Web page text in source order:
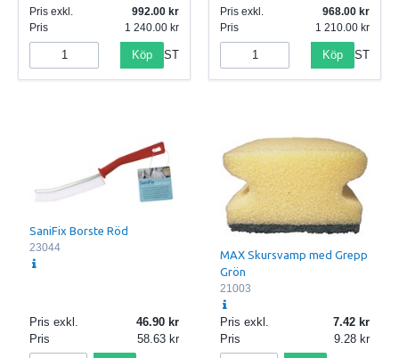
Pris exkl.
992.00
Pris
1 240.00
Köp ST
Pris exkl.
968.00
Pris
1 210.00
Köp ST
SaniFix Borste Röd
23044
Pris exkl.
46.90
Pris
58.63
MAX Skursvamp med Grepp
Grön
21003
Pris exkl.
7.42
Pris
9.28